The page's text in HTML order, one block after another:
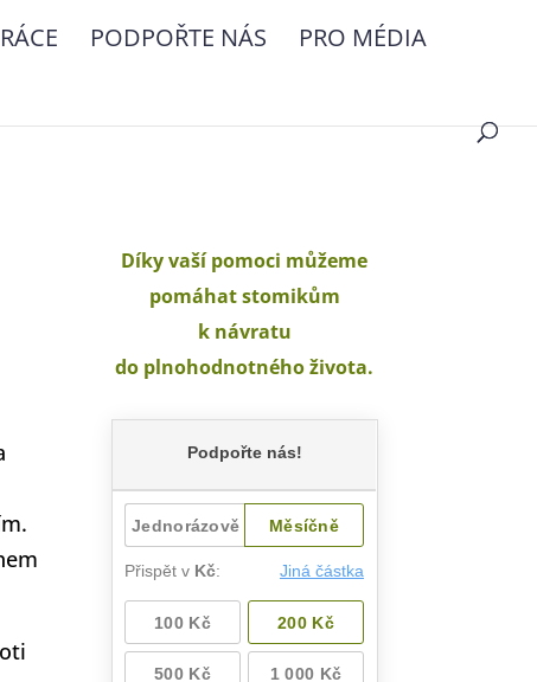
PODPOŘTE NÁS
PRO MÉDIA
Díky vaší pomoci můžeme
pomáhat stomikům
k návratu
do plnohodnotného života.